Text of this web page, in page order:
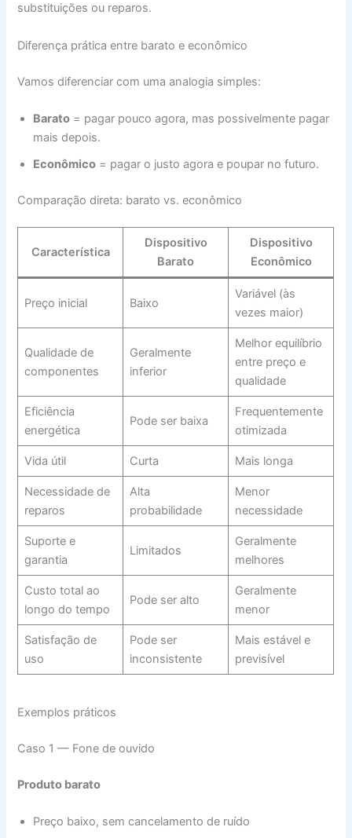
substituições ou reparos.
Diferença prática entre barato e econômico
Vamos diferenciar com uma analogia simples:
Barato = pagar pouco agora, mas possivelmente pagar
mais depois.
Econômico = pagar o justo agora e poupar no futuro.
Comparação direta: barato vs. econômico
Característica
Dispositivo
Barato
Dispositivo
Econômico
Preço inicial Baixo
Variável (às
vezes maior)
Qualidade de
componentes
Geralmente
inferior
Melhor equilíbrio
entre preço e
qualidade
Eficiência
energética
Pode ser baixa
Frequentemente
otimizada
Vida útil Curta Mais longa
Necessidade de
reparos
Alta
probabilidade
Menor
necessidade
Suporte e
garantia
Limitados
Geralmente
melhores
Custo total ao
longo do tempo
Pode ser alto
Geralmente
menor
Satisfação de
uso
Pode ser
inconsistente
Mais estável e
previsível
Exemplos práticos
Caso 1 — Fone de ouvido
Produto barato
Preço baixo, sem cancelamento de ruído